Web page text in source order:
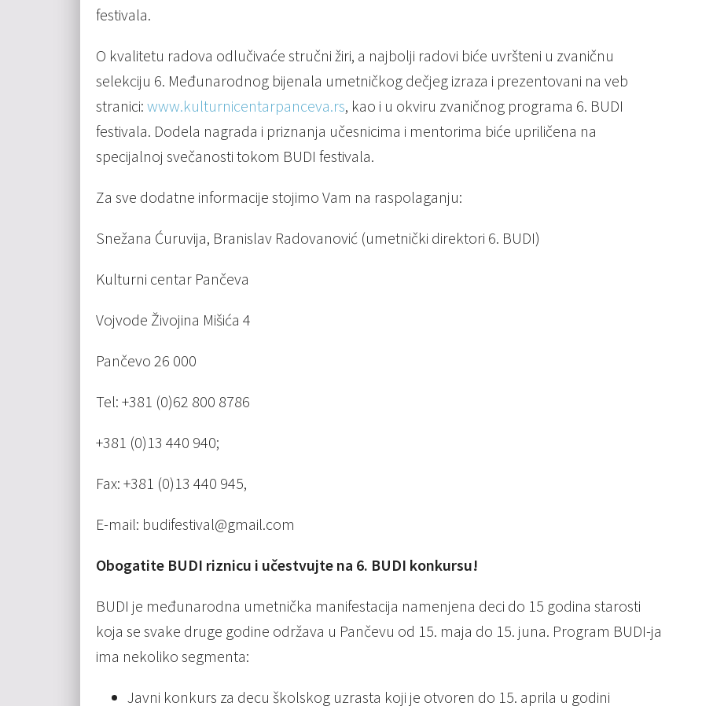
festivala.
O kvalitetu radova odlučivaće stručni žiri, a najbolji radovi biće uvršteni u zvaničnu
selekciju 6. Međunarodnog bijenala umetničkog dečjeg izraza i prezentovani na veb
stranici: www.kulturnicentarpanceva.rs, kao i u okviru zvaničnog programa 6. BUDI
festivala. Dodela nagrada i priznanja učesnicima i mentorima biće upriličena na
specijalnoj svečanosti tokom BUDI festivala.
Za sve dodatne informacije stojimo Vam na raspolaganju:
Snežana Ćuruvija, Branislav Radovanović (umetnički direktori 6. BUDI)
Kulturni centar Pančeva
Vojvode Živojina Mišića 4
Pančevo 26 000
Tel: +381 (0)62 800 8786
+381 (0)13 440 940;
Fax: +381 (0)13 440 945,
E-mail: budifestival@gmail.com
Obogatite BUDI riznicu i učestvujte na 6. BUDI konkursu!
BUDI je međunarodna umetnička manifestacija namenjena deci do 15 godina starosti
koja se svake druge godine održava u Pančevu od 15. maja do 15. juna. Program BUDI-ja
ima nekoliko segmenta:
Javni konkurs za decu školskog uzrasta koji je otvoren do 15. aprila u godini